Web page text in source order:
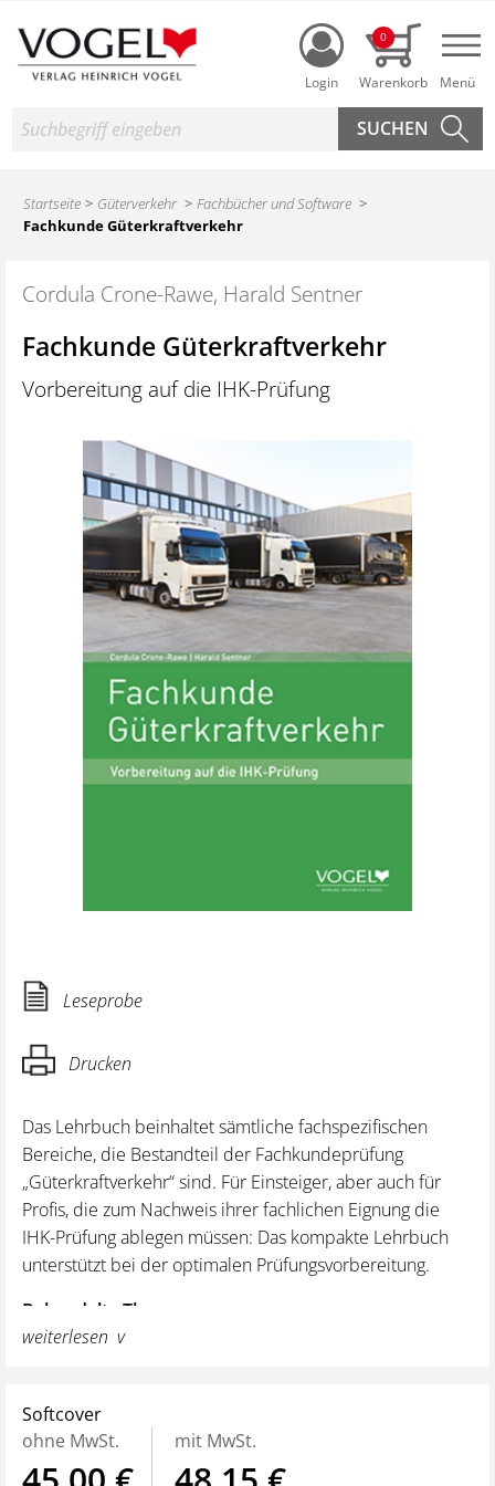
Login
0
Suche
Startseite Güterverkehr
Fachbücher und Software
Fachkunde Güterkraftverkehr
Cordula Crone-Rawe, Harald Sentner
Fachkunde Güterkraftverkehr
Vorbereitung auf die IHK-Prüfung
Leseprobe
Drucken
Das Lehrbuch beinhaltet sämtliche fachspezifischen
Bereiche, die Bestandteil der Fachkundeprüfung
„Güterkraftverkehr“ sind. Für Einsteiger, aber auch für
Profis, die zum Nachweis ihrer fachlichen Eignung die
IHK-Prüfung ablegen müssen: Das kompakte Lehrbuch
unterstützt bei der optimalen Prüfungsvorbereitung.
Behandelte Themen:
Unternehmens
Technische Normen und technischer Betrieb
Straßenverkehrssicherheit
weiterlesen
Softcover
ohne MwSt.
mit MwSt.